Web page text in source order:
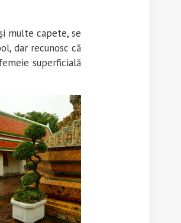
multe capete, se
dar recunosc că
superficială